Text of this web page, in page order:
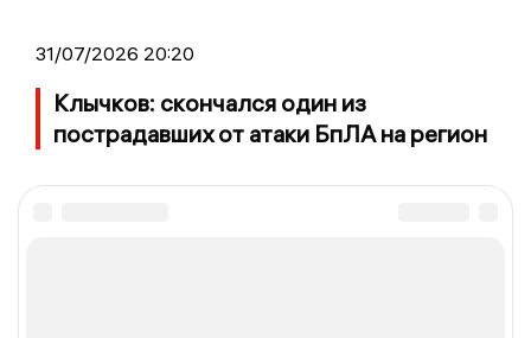
31/07/2026 20:20
Клычков: скончался один из
пострадавших от атаки БпЛА на регион